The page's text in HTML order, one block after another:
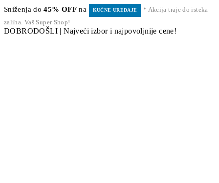
Sniženja do45% OFF na KUĆNE UREĐAJE
* Akcija traje do isteka
zaliha. Vaš Super Shop!
DOBRODOŠLI | Najveći izbor i najpovoljnije cene!